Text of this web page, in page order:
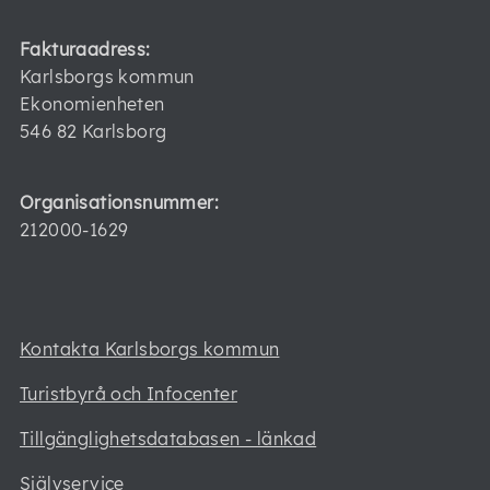
Fakturaadress:
Karlsborgs kommun
Ekonomienheten
546 82 Karlsborg
Organisationsnummer:
212000-1629
Kontakta Karlsborgs kommun
Turistbyrå och Infocenter
Tillgänglighetsdatabasen - länkad
Självservice